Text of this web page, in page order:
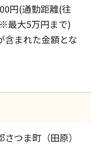
円(通勤距離(往
大5万円まで)
まれた金額とな
さつま町（田原）